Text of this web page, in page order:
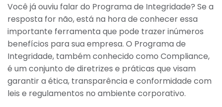
Você já ouviu falar do Programa de Integridade? Se a
resposta for não, está na hora de conhecer essa
importante ferramenta que pode trazer inúmeros
benefícios para sua empresa. O Programa de
Integridade, também conhecido como Compliance,
é um conjunto de diretrizes e práticas que visam
garantir a ética, transparência e conformidade com
leis e regulamentos no ambiente corporativo.